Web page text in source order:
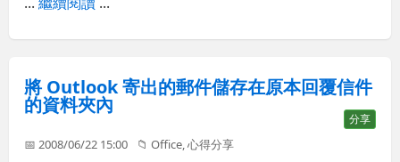
將 Outlook 寄出的郵件儲存在原本回覆信件
的資料夾內
分享
📅 2008/06/22 15:00 📁Office,心得分享